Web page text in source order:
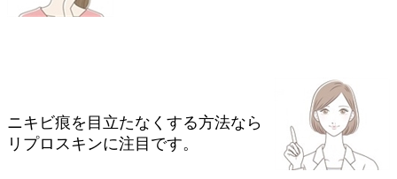
ニキビ痕を目立たなくする方法なら
リプロスキンに注目です。